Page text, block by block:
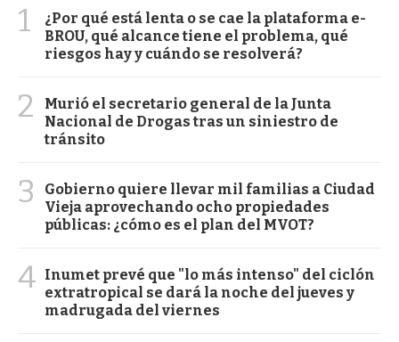
1
¿Por qué está lenta o se cae la plataforma e-
BROU, qué alcance tiene el problema, qué
riesgos hay y cuándo se resolverá?
2
Murió el secretario general de la Junta
Nacional de Drogas tras un siniestro de
tránsito
3
Gobierno quiere llevar mil familias a Ciudad
Vieja aprovechando ocho propiedades
públicas: ¿cómo es el plan del MVOT?
4 Inumet prevé que "lo más intenso" del ciclón
extratropical se dará la noche del jueves y
madrugada del viernes